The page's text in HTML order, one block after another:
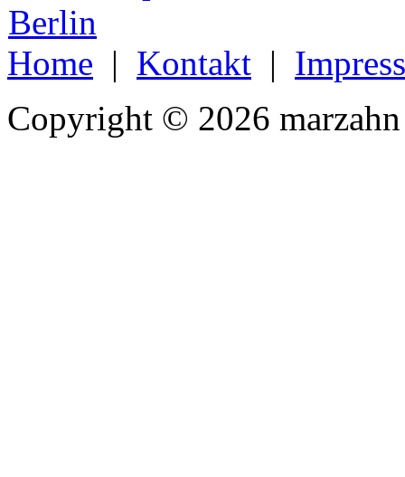
Home | Kontakt |
Copyright © 2026